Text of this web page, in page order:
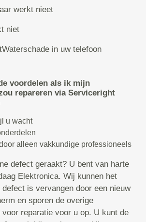
werkt nieet
niet
in uw telefoon
voordelen als ik mijn
repareren via Serviceright
u wacht
alleen vakkundige professioneels
defect geraakt? U bent van harte
Elektronica. Wij kunnen het
is vervangen door een nieuw
en sporen de overige
voor reparatie voor u op. U kunt de